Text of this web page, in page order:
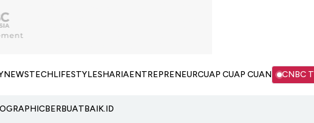
NEWSTECHLIFESTYLESHARIAENTREPRENEURCUAP CUAP CUAN CNBC
BERBUATBAIK.ID